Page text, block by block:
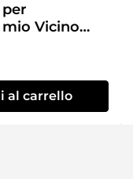
Vicino
al carrello